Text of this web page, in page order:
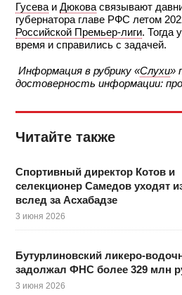
Гусева и Дюкова связывают
губернатора главе РФС летом
Российской Премьер-лиги. Тогда
время и справились с задачей.
Информация в рубрику «Слухи»
достоверность информации:
Читайте также
Спортивный директор Котов и
селекционер Самедов уходят
вслед за Асхабадзе
3 июня 2026
Бутурлиновский ликеро-
задолжал ФНС более 329 млн
3 июня 2026